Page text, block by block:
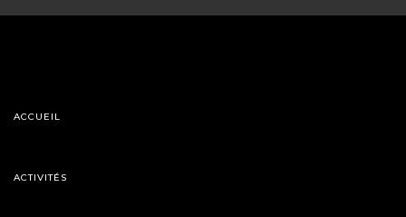
ACCUEIL
ACTIVITÉS